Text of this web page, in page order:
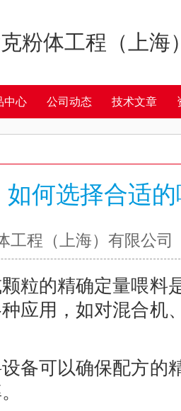
粉体工程（上海
中心 公司动态 技术文章
如何选择合适
工程（上海）有限公
粒的精确定量喂料
应用，如对混合机
备可以确保配方的